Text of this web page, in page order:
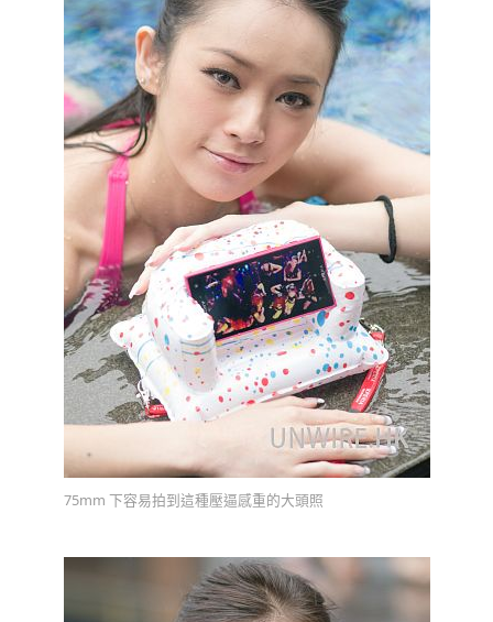
75mm 下容易拍到這種壓逼感重的大頭照